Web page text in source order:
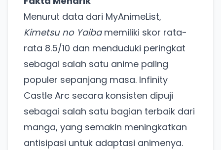
Menurut data dari MyAnimeList,
Kimetsu no Yaibamemiliki skor rata-
rata 8.5/10 dan menduduki peringkat
sebagai salah satu anime paling
populer sepanjang masa. Infinity
Castle Arc secara konsisten dipuji
sebagai salah satu bagian terbaik dari
manga, yang semakin meningkatkan
antisipasi untuk adaptasi animenya.
Ada Website Baru!
Khusus untuk kamu yang mau coba